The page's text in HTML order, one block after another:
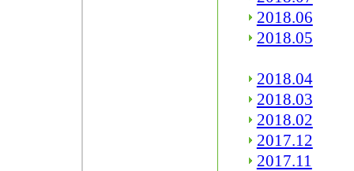
2018.06
2018.05
2018.04
2018.03
2018.02
2017.12
2017.11